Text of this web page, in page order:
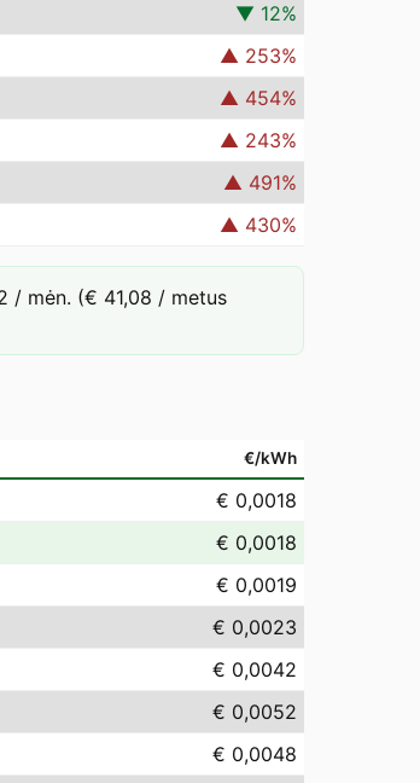
▼ 12%
▲ 253%
▲ 454%
▲ 243%
▲ 491%
▲ 430%
/ mėn. (€ 41,08 / metus
€/kWh
€ 0,0018
€ 0,0018
€ 0,0019
€ 0,0023
€ 0,0042
€ 0,0052
€ 0,0048